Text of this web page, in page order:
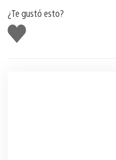
¿Te gustó esto?
Me
gusta